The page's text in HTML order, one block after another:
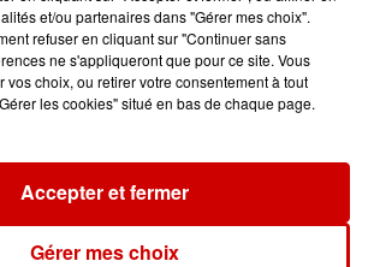
Gagnez vos places pour le
festival Marché Gourmand 2026
à Coulon !
et/ou partenaires dans "Gérer mes choix".
refuser en cliquant sur "Continuer sans
ne s'appliqueront que pour ce site. Vous
vos choix, ou retirer votre consentement à tout
les cookies" situé en bas de chaque page.
Gérer mes choix
Accepter et fermer